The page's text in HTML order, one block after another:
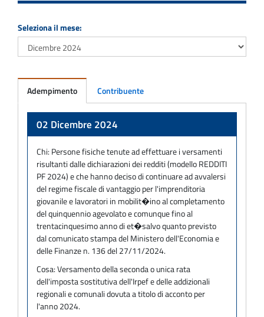
Seleziona il mese:
Adempimento Contribuente
02 Dicembre 2024
Chi: Persone fisiche tenute ad effettuare i versamenti
risultanti dalle dichiarazioni dei redditi (modello REDDITI
PF 2024) e che hanno deciso di continuare ad avvalersi
del regime fiscale di vantaggio per l'imprenditoria
giovanile e lavoratori in mobilit�ino al completamento
del quinquennio agevolato e comunque fino al
trentacinquesimo anno di et�salvo quanto previsto
dal comunicato stampa del Ministero dell'Economia e
delle Finanze n. 136 del 27/11/2024.
Cosa:Versamento della seconda o unica rata
dell'imposta sostitutiva dell'Irpef e delle addizionali
regionali e comunali dovuta a titolo di acconto per
l'anno 2024.